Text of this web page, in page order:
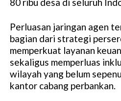
Perluasan jaringan agen
bagian dari strategi
memperkuat layanan
sekaligus memperluas
wilayah yang belum
kantor cabang perbankan.